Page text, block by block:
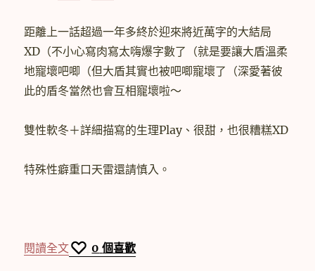
距離上一話超過一年多終於迎來將近萬字的大結局
XD（不小心寫肉寫太嗨爆字數了（就是要讓大盾溫柔
地寵壞吧唧（但大盾其實也被吧唧寵壞了（深愛著彼
此的盾冬當然也會互相寵壞啦～
雙性軟冬＋詳細描寫的生理Play、很甜，也很糟糕XD
特殊性癖重口天雷還請慎入。
閱讀全文〈【盾冬】Tenderness（下）完結〉
0 個喜歡